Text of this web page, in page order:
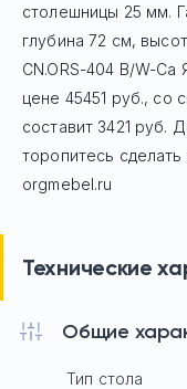
столешницы 25 мм.
глубина 72 см,
CN.ORS-404 B/W-
цене 45451 руб., со
составит 3421 руб.
торопитесь сделать
orgmebel.ru
Технические
Общие
Тип стола